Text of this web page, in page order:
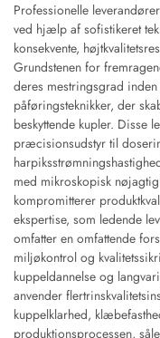
Professionelle
ved hjælp af sofistikeret
konsekvente,
Grundstenen for
deres mestringsgrad
påføringsteknikker, der
beskyttende kupler. Disse
præcisionsudstyr til
med mikroskopisk
kompromitterer
ekspertise, som ledende
omfatter en omfattende
miljøkontrol og
kuppeldannelse og
anvender
kuppelklarhed,
produktionsprocessen,